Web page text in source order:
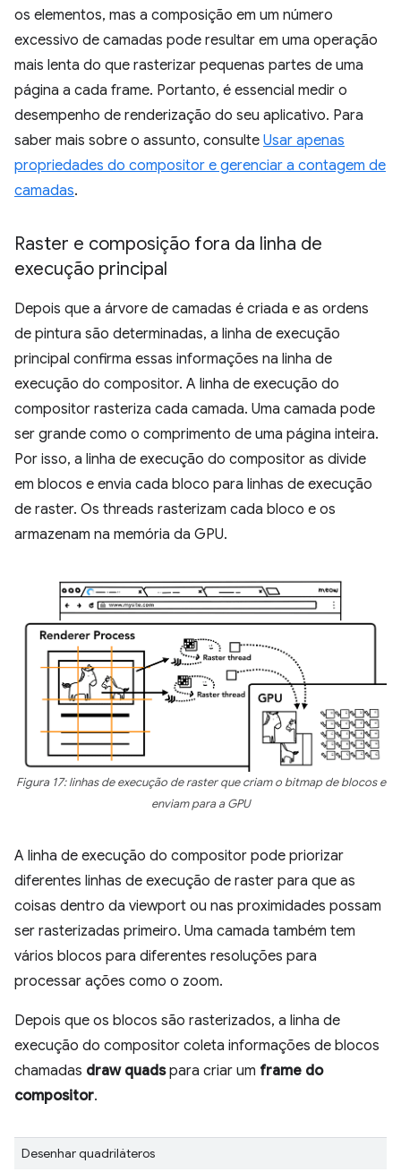
os elementos, mas a composição em um número
excessivo de camadas pode resultar em uma operação
mais lenta do que rasterizar pequenas partes de uma
página a cada frame. Portanto, é essencial medir o
desempenho de renderização do seu aplicativo. Para
saber mais sobre o assunto, consulte Usar apenas
propriedades do compositor e gerenciar a contagem de
camadas.
Raster e composição fora da linha de
execução principal
Depois que a árvore de camadas é criada e as ordens
de pintura são determinadas, a linha de execução
principal confirma essas informações na linha de
execução do compositor. A linha de execução do
compositor rasteriza cada camada. Uma camada pode
ser grande como o comprimento de uma página inteira.
Por isso, a linha de execução do compositor as divide
em blocos e envia cada bloco para linhas de execução
de raster. Os threads rasterizam cada bloco e os
armazenam na memória da GPU.
Figura 17: linhas de execução de raster que criam o bitmap de blocos e
enviam para a GPU
A linha de execução do compositor pode priorizar
diferentes linhas de execução de raster para que as
coisas dentro da viewport ou nas proximidades possam
ser rasterizadas primeiro. Uma camada também tem
vários blocos para diferentes resoluções para
processar ações como o zoom.
Depois que os blocos são rasterizados, a linha de
execução do compositor coleta informações de blocos
chamadas draw quadspara criar um frame do
compositor.
Desenhar quadriláteros